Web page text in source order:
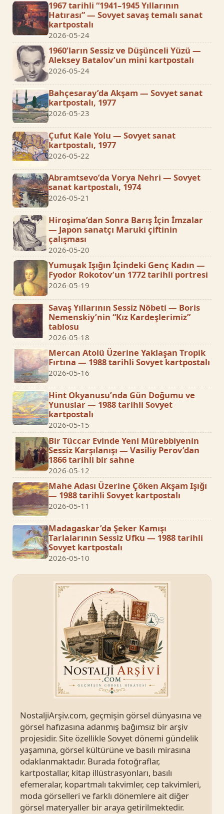
1967 tarihli “1941–1945 Yıllarının
Hatırası” — Sovyet savaş temalı sanat
kartpostalı
2026-05-24
1960’ların Sessiz ve Düşünceli Yüzü —
Aleksey Batalov’un mini kartpostalı
2026-05-24
Bahçesaray’da Akşam — Sovyet sanat
kartpostalı, 1977
2026-05-23
Çufut Kale Yolu — Sovyet sanat
kartpostalı, 1977
2026-05-22
Abramtsevo’da Vorya Nehri — Sovyet
sanat kartpostalı, 1974
2026-05-21
Hiroşima’dan Sonra Barış İçin İmzalar
— Japon sanatçı Maruki çiftinin
çalışması
2026-05-20
Yumuşak Işığın İçindeki Genç Kadın —
Fyodor Rokotov’un 1772 tarihli portresi
2026-05-19
Savaş Yıllarının Sessiz Nöbeti — Boris
Nemenskiy’nin “Kız Kardeşlerimiz”
tablosu
2026-05-18
Mercan Atolü Üzerine Yaklaşan Tropik
Fırtına — 1988 tarihli Sovyet kartpostalı
2026-05-16
Hint Okyanusu’nda Gün Doğumu ve
Yunuslar — 1988 tarihli Sovyet
kartpostalı
2026-05-15
Bir Tüccar Evinde Yeni Mürebbiyenin
Sessiz Karşılanışı — Vasiliy Perov’dan
1866 tarihli bir sahne
2026-05-12
Mahe Adası Üzerine Çöken Akşam Işığı
— 1988 tarihli Sovyet kartpostalı
2026-05-11
Madagaskar’da Şeker Kamışı
Tarlalarının Sessiz Ufku — 1988 tarihli
Sovyet kartpostalı
2026-05-10
NostaljiArşiv.com, geçmişin görsel dünyasına ve
görsel hafızasına adanmış bağımsız bir arşiv
projesidir. Site özellikle Sovyet dönemi gündelik
yaşamına, görsel kültürüne ve basılı mirasına
odaklanmaktadır. Burada fotoğraflar,
kartpostallar, kitap illüstrasyonları, basılı
efemeralar, kopartmalı takvimler, cep takvimleri,
moda görselleri ve farklı dönemlere ait diğer
görsel materyaller bir araya getirilmektedir.